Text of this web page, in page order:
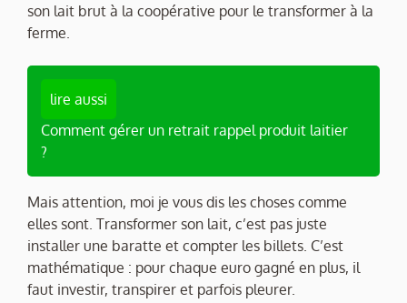
son lait brut à la coopérative pour le transformer à la
ferme.
lire aussi
Comment gérer un retrait rappel produit laitier
?
Mais attention, moi je vous dis les choses comme
elles sont. Transformer son lait, c’est pas juste
installer une baratte et compter les billets. C’est
mathématique : pour chaque euro gagné en plus, il
faut investir, transpirer et parfois pleurer.